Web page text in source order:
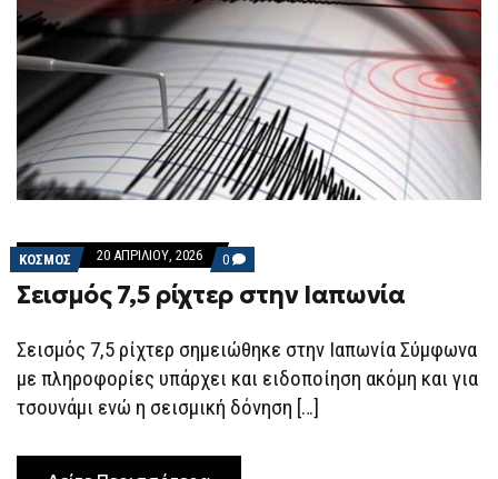
ΚΟΣΜΟΣ 20 ΑΠΡΙΛΊΟΥ, 2026 0 COMMENTS
ON
ΣΕΙΣΜΌΣ
7,5
ΣΤΗΝ
ΙΑΠΩΝΊΑ
Σεισμός 7,5 ρίχτερ στην Ιαπωνία
Σεισμός 7,5 ρίχτερ σημειώθηκε στην Ιαπωνία Σύμφωνα
με πληροφορίες υπάρχει και ειδοποίηση ακόμη και για
τσουνάμι ενώ η σεισμική δόνηση […]